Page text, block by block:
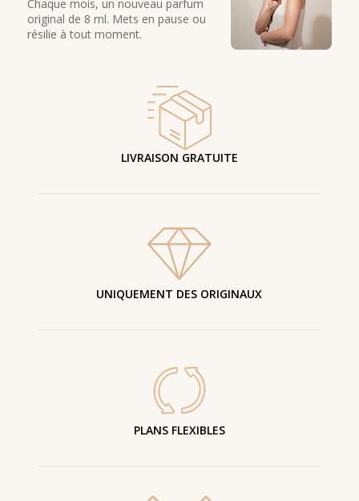
Chaque mois, un nouveau parfum
original de 8 ml. Mets en pause ou
résilie à tout moment.
LIVRAISON GRATUITE
UNIQUEMENT DES ORIGINAUX
PLANS FLEXIBLES